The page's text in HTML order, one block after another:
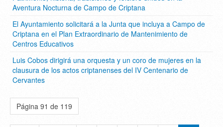
Aventura Nocturna de Campo de Criptana
El Ayuntamiento solicitará a la Junta que incluya a Campo de
Criptana en el Plan Extraordinario de Mantenimiento de
Centros Educativos
Luis Cobos dirigirá una orquesta y un coro de mujeres en la
clausura de los actos criptanenses del IV Centenario de
Cervantes
Página 91 de 119